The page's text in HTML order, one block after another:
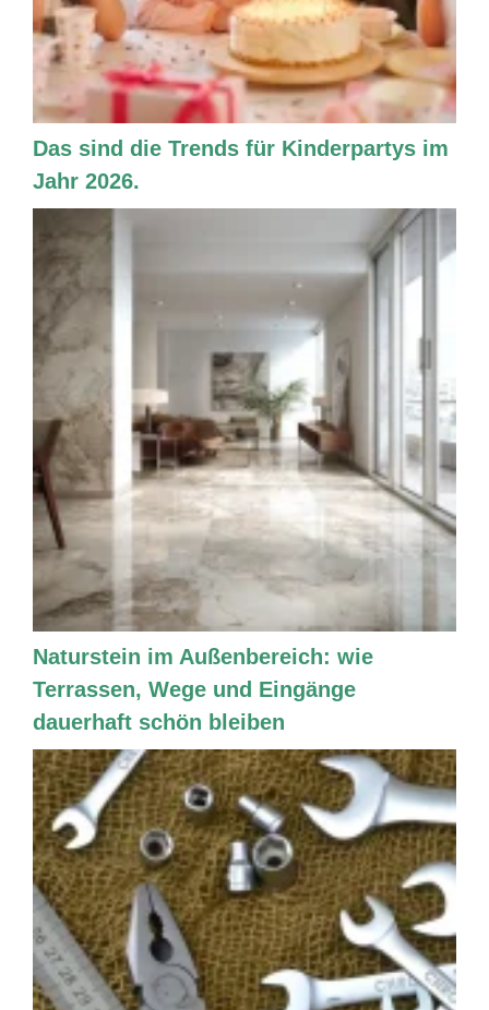
Das sind die Trends für Kinderpartys im
Jahr 2026.
Naturstein im Außenbereich: wie
Terrassen, Wege und Eingänge
dauerhaft schön bleiben